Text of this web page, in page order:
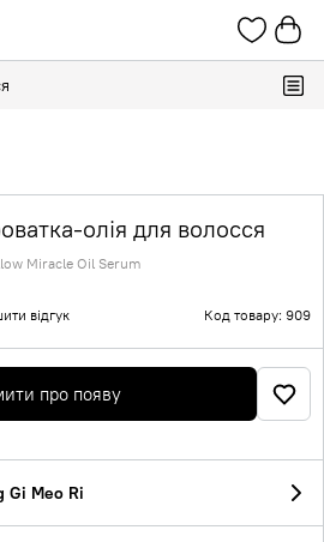
олія для волосся
Miracle Oil Serum
відгук Код товару: 909
про появу
Gi Meo Ri